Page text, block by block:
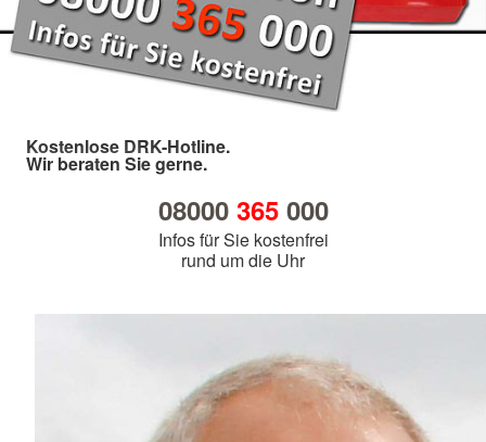
Kostenlose DRK-Hotline.
Wir beraten Sie gerne.
08000 365000
Infos für Sie kostenfrei
rund um die Uhr